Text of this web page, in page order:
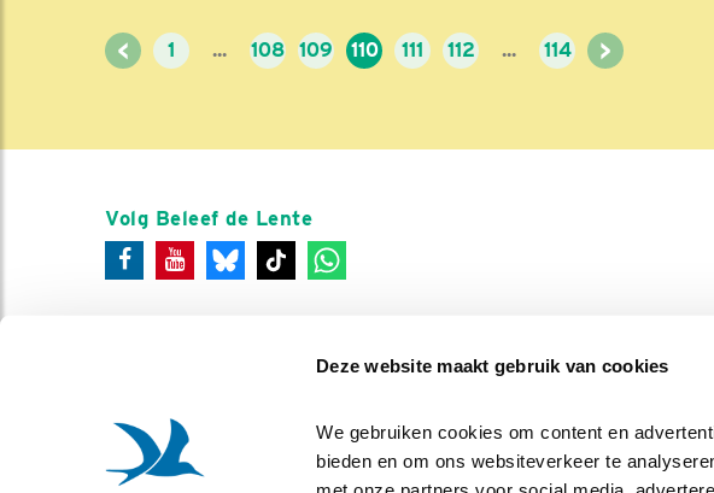
Deze website maakt gebruik van cookies
We gebruiken cookies om content en
bieden en om ons websiteverkeer te
< 1 ... 108 109 110 111 112 ... 114 >
Volg Beleef de Lente